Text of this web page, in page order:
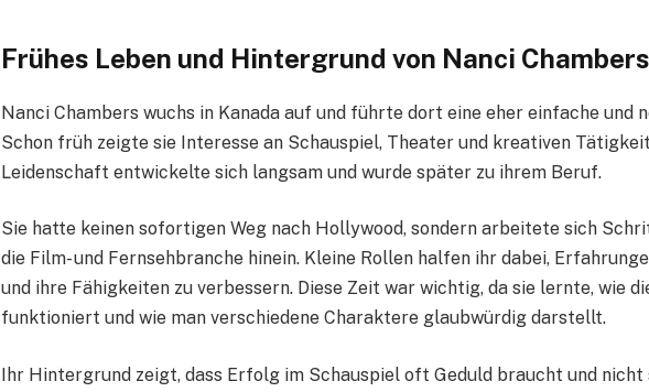
Frühes Leben und Hintergrund von Nanci Chambers
Nanci Chambers wuchs in Kanada auf und führte dort eine eher einfache und
Schon früh zeigte sie Interesse an Schauspiel, Theater und kreativen
Leidenschaft entwickelte sich langsam und wurde später zu ihrem Beruf.
Sie hatte keinen sofortigen Weg nach Hollywood, sondern arbeitete sich
die Film- und Fernsehbranche hinein. Kleine Rollen halfen ihr dabei,
und ihre Fähigkeiten zu verbessern. Diese Zeit war wichtig, da sie lernte, wie
funktioniert und wie man verschiedene Charaktere glaubwürdig darstellt.
Ihr Hintergrund zeigt, dass Erfolg im Schauspiel oft Geduld braucht und